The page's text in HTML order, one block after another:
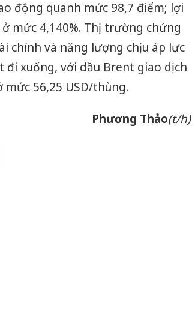
động quanh mức 98,7 điểm; lợi
mức 4,140%. Thị trường chứng
chính và năng lượng chịu áp lực
đi xuống, với dầu Brent giao dịch
mức 56,25 USD/thùng.
Phương Thảo(t/h)